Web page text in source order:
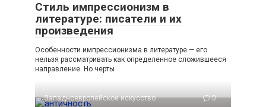
Стиль импрессионизм в
литературе: писатели и их
произведения
Особенности импрессионизма в литературе — его
нельзя рассматривать как определенное сложившееся
направление. Но черты
Западноевропейское искусство 0